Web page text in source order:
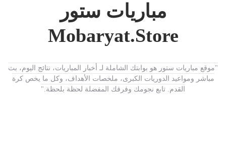
مباريات ستور
Mobaryat.Store
"موقع مباريات ستور هو بوابتك الشاملة لـ أخبار المباريات، نتائج اليوم، بث
مباشر ومواعيد الدوريات الكبرى، ملخصات الأهداف، وكل ما يخص كرة
القدم. تابع نجومك وفرقك المفضلة لحظة بلحظة."